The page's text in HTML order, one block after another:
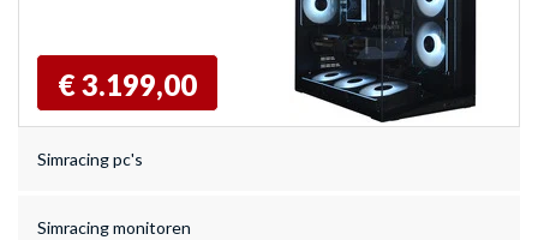
€ 3.199,00
Simracing pc's
Simracing monitoren